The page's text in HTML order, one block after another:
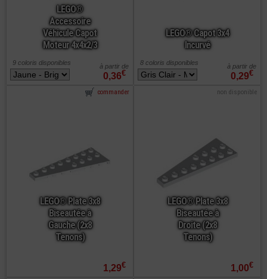
LEGO®
Accessoire
Véhicule Capot
Moteur 4x4x2/3
0,36€
à partir de
9 coloris disponibles
LEGO® Capot 3x4
Incurvé
0,29€
à partir de
8 coloris disponibles
LEGO® Plate 3x8
Biseautée à
Gauche (2x8
Tenons)
1,29€
commander
LEGO® Plate 3x8
Biseautée à
Droite (2x8
Tenons)
1,00€
non disponible